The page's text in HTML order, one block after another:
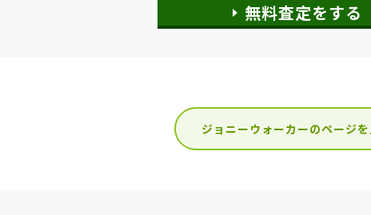
無料査定をする
ジョニーウォーカーのページ